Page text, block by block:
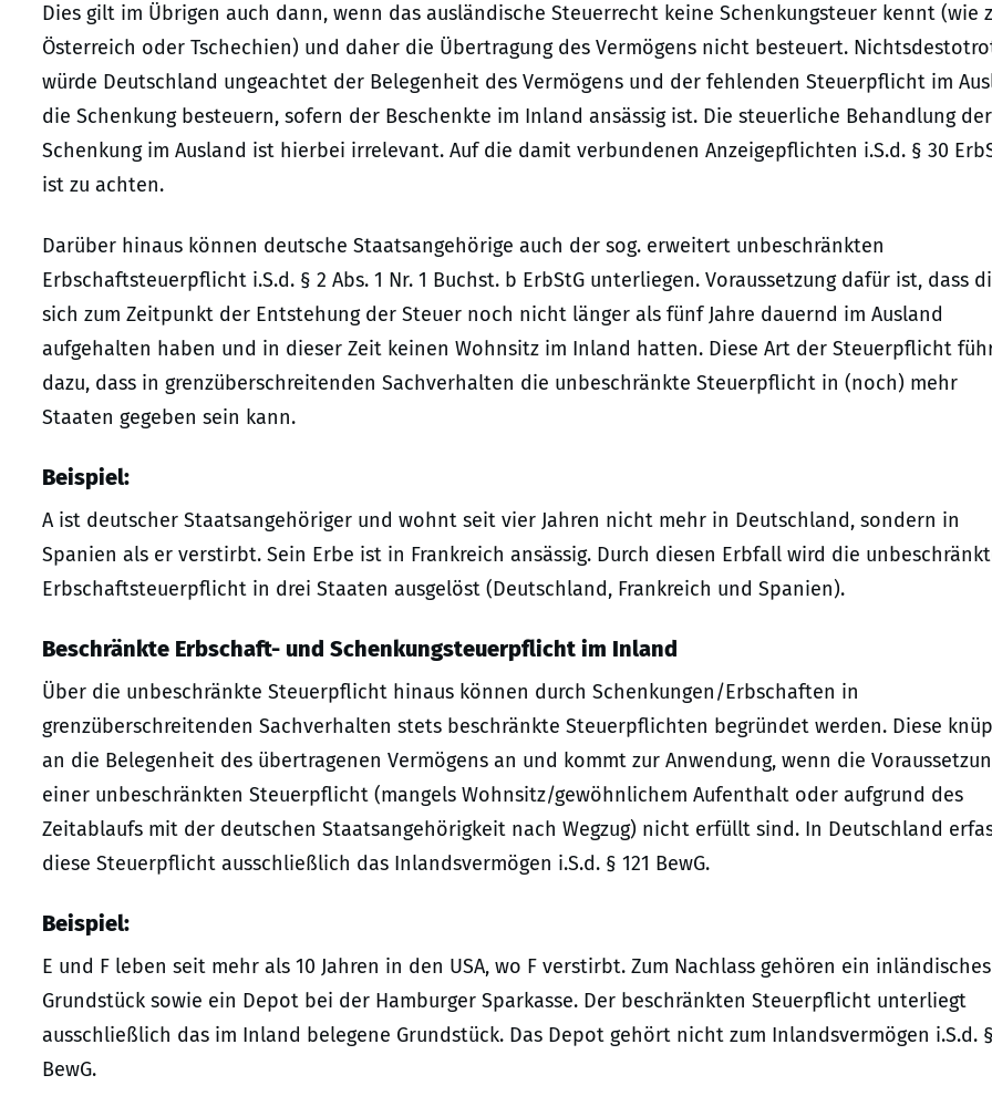
Dies gilt im Übrigen auch dann, wenn das ausländische Steuerrecht keine Schenkungsteuer kennt (wie
Österreich oder Tschechien) und daher die Übertragung des Vermögens nicht besteuert.
würde Deutschland ungeachtet der Belegenheit des Vermögens und der fehlenden Steuerpflicht im
die Schenkung besteuern, sofern der Beschenkte im Inland ansässig ist. Die steuerliche Behandlung der
Schenkung im Ausland ist hierbei irrelevant. Auf die damit verbundenen Anzeigepflichten i.S.d. § 30
ist zu achten.
Darüber hinaus können deutsche Staatsangehörige auch der sog. erweitert unbeschränkten
Erbschaftsteuerpflicht i.S.d. § 2 Abs. 1 Nr. 1 Buchst. b ErbStG unterliegen. Voraussetzung dafür ist, dass
sich zum Zeitpunkt der Entstehung der Steuer noch nicht länger als fünf Jahre dauernd im Ausland
aufgehalten haben und in dieser Zeit keinen Wohnsitz im Inland hatten. Diese Art der Steuerpflicht
dazu, dass in grenzüberschreitenden Sachverhalten die unbeschränkte Steuerpflicht in (noch) mehr
Staaten gegeben sein kann.
Beispiel:
A ist deutscher Staatsangehöriger und wohnt seit vier Jahren nicht mehr in Deutschland, sondern in
Spanien als er verstirbt. Sein Erbe ist in Frankreich ansässig. Durch diesen Erbfall wird die
Erbschaftsteuerpflicht in drei Staaten ausgelöst (Deutschland, Frankreich und Spanien).
Beschränkte Erbschaft- und Schenkungsteuerpflicht im Inland
Über die unbeschränkte Steuerpflicht hinaus können durch Schenkungen/Erbschaften in
grenzüberschreitenden Sachverhalten stets beschränkte Steuerpflichten begründet werden. Diese
an die Belegenheit des übertragenen Vermögens an und kommt zur Anwendung, wenn die
einer unbeschränkten Steuerpflicht (mangels Wohnsitz/gewöhnlichem Aufenthalt oder aufgrund des
Zeitablaufs mit der deutschen Staatsangehörigkeit nach Wegzug) nicht erfüllt sind. In Deutschland
diese Steuerpflicht ausschließlich das Inlandsvermögen i.S.d. § 121 BewG.
Beispiel:
E und F leben seit mehr als 10 Jahren in den USA, wo F verstirbt. Zum Nachlass gehören ein inländisches
Grundstück sowie ein Depot bei der Hamburger Sparkasse. Der beschränkten Steuerpflicht unterliegt
ausschließlich das im Inland belegene Grundstück. Das Depot gehört nicht zum Inlandsvermögen i.S.d. §
BewG.